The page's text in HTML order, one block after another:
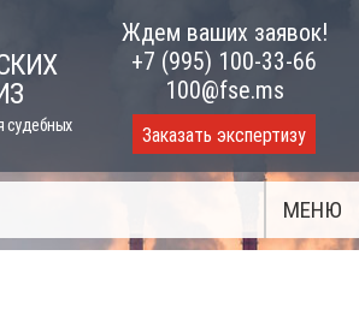
судебных
Ждем ваших заявок!
+7 (995) 100-33-66
100@fse.ms
Заказать экспертизу
МЕНЮ